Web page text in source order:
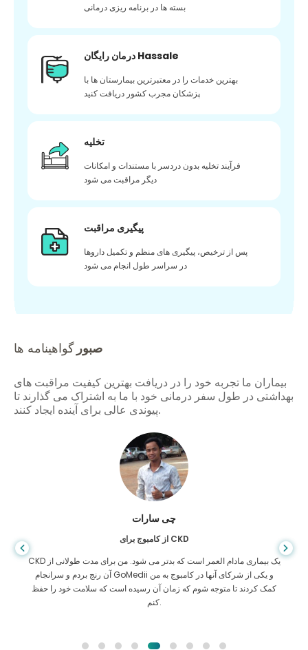
بسته ها در برنامه ریزی درمانی
درمان رایگان Hassale
بهترین خدمات را در معتبرترین بیمارستان ها با
پزشکان مجرب کشور دریافت کنید
تخلیه
فرآیند تخلیه بدون دردسر با مستندات و امکانات
دیگر مراقبت می شود
پیگیری مراقبت
پس از ترخیص، پیگیری های منظم و تکمیل داروها
در سراسر طول انجام می شود
صبور گواهینامه ها
بیماران ما تجربه خود را در دریافت بهترین کیفیت مراقبت های
بهداشتی در طول سفر درمانی خود با ما به اشتراک می گذارند تا
پیوندی عالی برای آینده ایجاد کنند.
چی سارات
از کامبوج برای CKD
CKD یک بیماری مادام العمر است که بدتر می شود. من برای مدت طولانی از
آن رنج بردم و سرانجام GoMedii و یکی از شرکای آنها در کامبوج به من
کمک کردند تا متوجه شوم که زمان آن رسیده است که سلامت خود را حفظ
کنم.